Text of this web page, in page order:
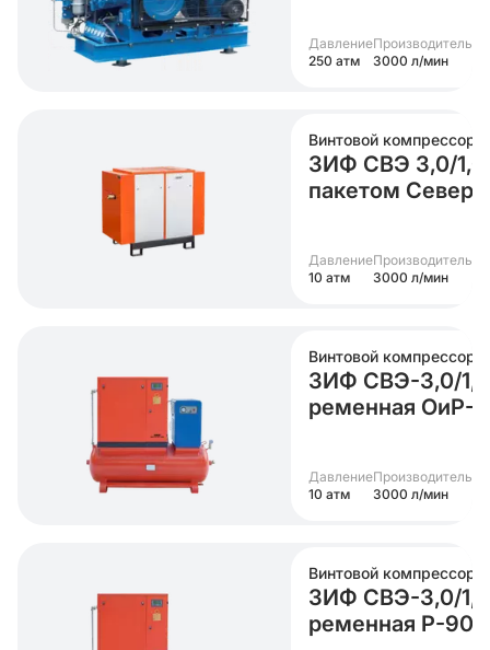
Давление
250 атм
3000 л/мин
Винтовой компрессор
ЗИФ СВЭ 3,0/
пакетом Север
Давление
10 атм
3000 л/мин
Винтовой компрессор
ЗИФ СВЭ-3,0/
ременная ОиР-
Давление
10 атм
3000 л/мин
Винтовой компрессор
ЗИФ СВЭ-3,0/
ременная Р-900